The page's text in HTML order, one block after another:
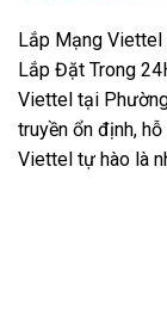
Lắp Mạng Viettel
Lắp Đặt Trong
Viettel tại
truyền ổn định,
Viettel tự hào là